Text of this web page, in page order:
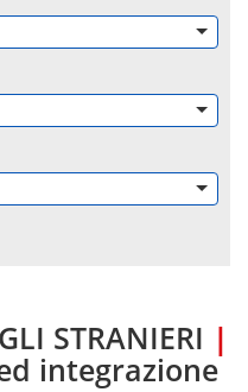
STRANIERI |
integrazione